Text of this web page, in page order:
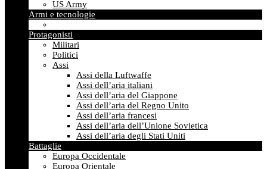
US Army
Armi e tecnologie
Protagonisti
Militari
Politici
Assi
Assi della Luftwaffe
Assi dell’aria italiani
Assi dell’aria del Giappone
Assi dell’aria del Regno Unito
Assi dell’aria francesi
Assi dell’aria dell’Unione Sovietica
Assi dell’aria degli Stati Uniti
Battaglie
Europa Occidentale
Europa Orientale